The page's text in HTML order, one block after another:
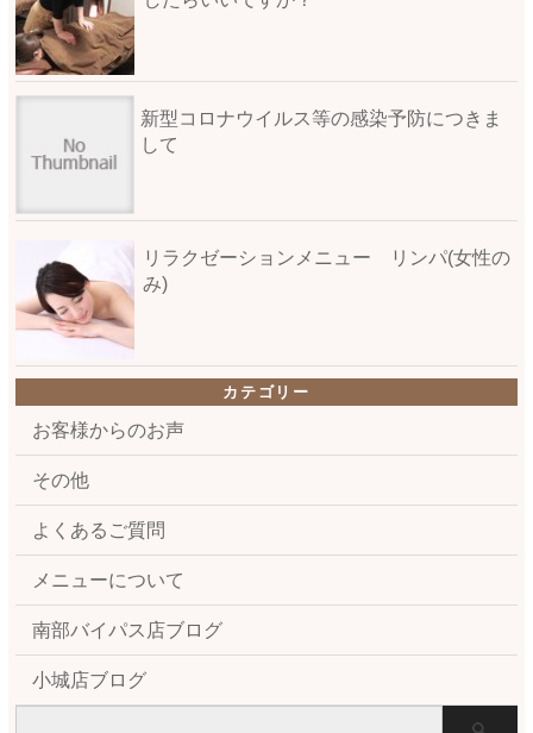
新型コロナウイルス等の感染予防につきま
して
リラクゼーションメニュー リンパ(女性の
み)
カテゴリー
お客様からのお声
その他
よくあるご質問
メニューについて
南部バイパス店ブログ
小城店ブログ